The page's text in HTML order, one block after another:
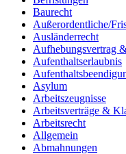
Baurecht
Außerordentliche/
Ausländerrecht
Aufhebungsvertrag
Aufenthaltserlaubnis
Asylum
Arbeitszeugnisse
Arbeitsverträge &
Arbeitsrecht
Allgemein
Abmahnungen